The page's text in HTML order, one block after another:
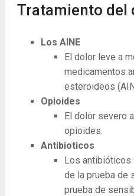
Tratamiento del
Los AINE
El dolor leve a
medicamentos
esteroideos
Opioides
El dolor severo
opioides.
Antibioticos
Los antibióticos
de la prueba de
prueba de